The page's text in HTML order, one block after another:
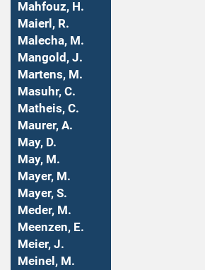
Mahfouz, H.
Maierl, R.
Malecha, M.
Mangold, J.
Martens, M.
Masuhr, C.
Matheis, C.
Maurer, A.
May, D.
May, M.
Mayer, M.
Mayer, S.
Meder, M.
Meenzen, E.
Meier, J.
Meinel, M.